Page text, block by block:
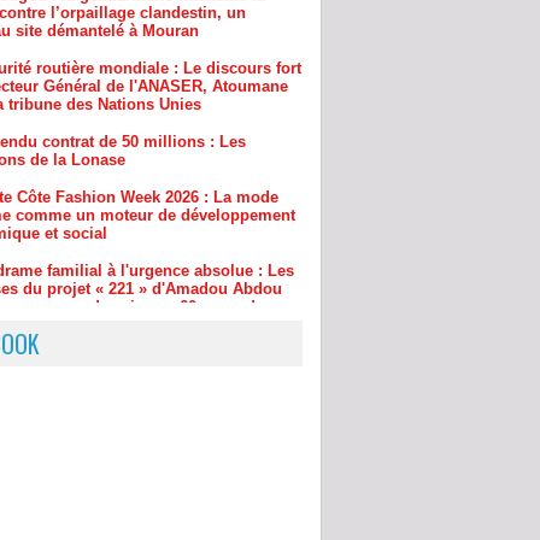
Général de l'ANASER, Atoumane
tribune des Nations Unies
contrat de 50 millions : Les
de la Lonase
comme un moteur de développement
et social
familial à l'urgence absolue : Les
du projet « 221 » d'Amadou Abdou
sauver des vies en 60 secondes